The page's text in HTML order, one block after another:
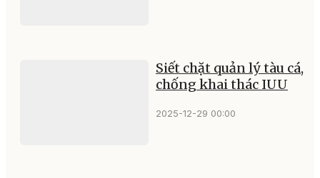
Siết chặt quản lý tàu cá,
chống khai thác IUU
2025-12-29 00:00